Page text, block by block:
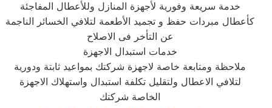
خدمة سريعة وفورية لأجهزة المنازل وللأعطال المفاجئة
كأعطال مبردات حفظ و تجميد الأطعمة لتلافي الخسائر الناجمة
عن التأخر فى الاصلاح
خدمات استبدال الاجهزة
ملاحظة ومتابعة خاصة لاجهزة شركتك بمواعيد ثابتة ودورية
لتلافي الاعطال ولتقليل تكلفة استبدال واستهلاك الاجهزة
الخاصة شركتك